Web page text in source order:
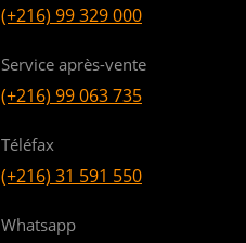
(+216) 99 329 000
Service après-vente
(+216) 99 063 735
Téléfax
(+216) 31 591 550
Whatsapp